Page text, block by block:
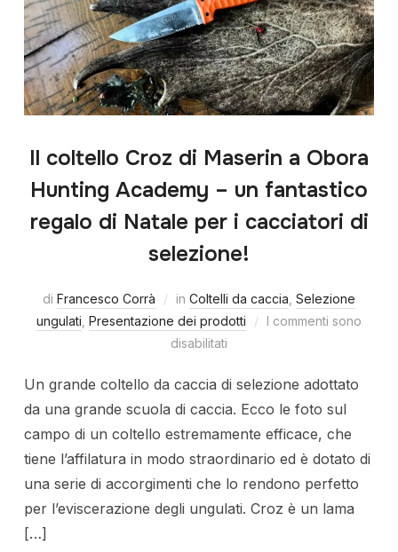
Il coltello Croz di Maserin a Obora
Hunting Academy – un fantastico
regalo di Natale per i cacciatori di
selezione!
di Francesco Corrà in Coltelli da caccia Selezione
ungulati Presentazione dei prodotti
I commenti sono
disabilitati
Un grande coltello da caccia di selezione adottato
da una grande scuola di caccia. Ecco le foto sul
campo di un coltello estremamente efficace, che
tiene l’affilatura in modo straordinario ed è dotato di
una serie di accorgimenti che lo rendono perfetto
per l’eviscerazione degli ungulati. Croz è un lama
[…]